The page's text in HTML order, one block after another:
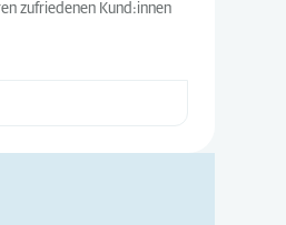
zufriedenen Kund:innen